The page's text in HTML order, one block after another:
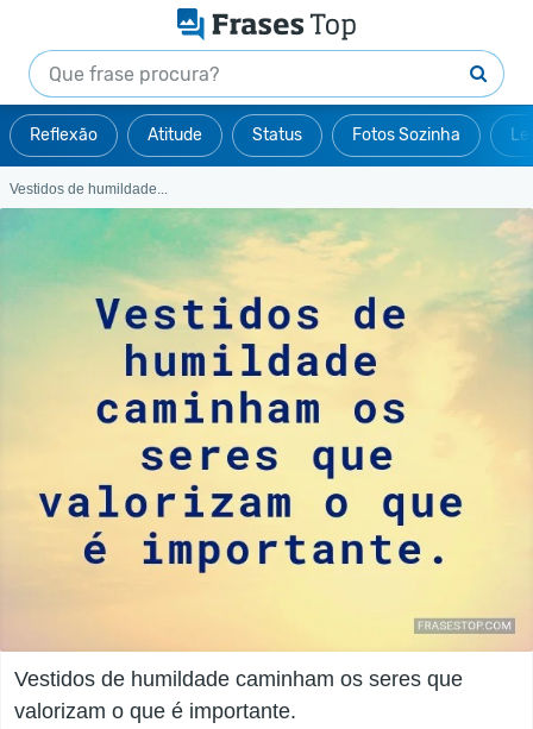
Reflexão Atitude Status Fotos Sozinha
Vestidos de humildade...
Vestidos de humildade caminham os seres que
valorizam o que é importante.